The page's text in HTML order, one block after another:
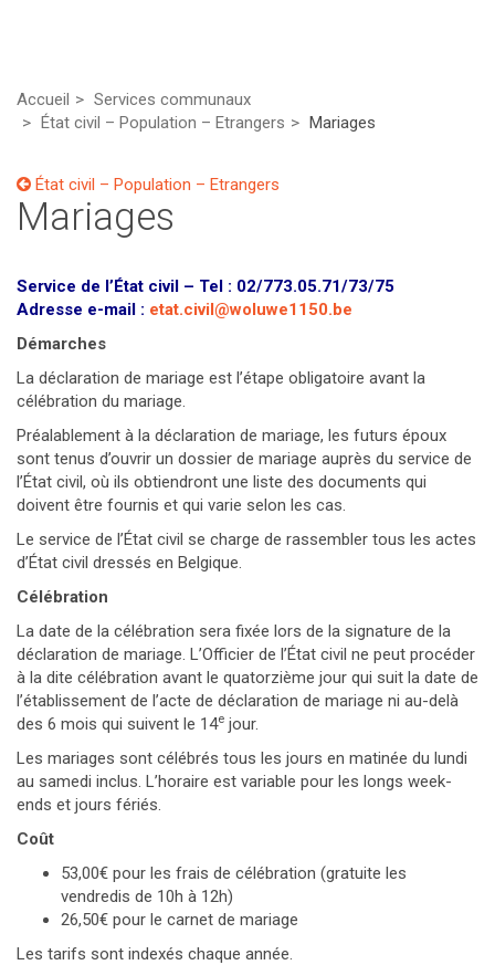
Accueil
Services communaux
État civil – Population – Etrangers
Mariages
État civil – Population – Etrangers
Mariages
Service de l’État civil – Tel : 02/773.05.71/73/75
Adresse e-mail : etat.civil@woluwe1150.be
Démarches
La déclaration de mariage est l’étape obligatoire avant la
célébration du mariage.
Préalablement à la déclaration de mariage, les futurs époux
sont tenus d’ouvrir un dossier de mariage auprès du service de
l’État civil, où ils obtiendront une liste des documents qui
doivent être fournis et qui varie selon les cas.
Le service de l’État civil se charge de rassembler tous les actes
d’État civil dressés en Belgique.
Célébration
La date de la célébration sera fixée lors de la signature de la
déclaration de mariage. L’Officier de l’État civil ne peut procéder
à la dite célébration avant le quatorzième jour qui suit la date de
l’établissement de l’acte de déclaration de mariage ni au-delà
des 6 mois qui suivent le 14e jour.
Les mariages sont célébrés tous les jours en matinée du lundi
au samedi inclus. L’horaire est variable pour les longs week-
ends et jours fériés.
Coût
53,00€ pour les frais de célébration (gratuite les
vendredis de 10h à 12h)
26,50€ pour le carnet de mariage
Les tarifs sont indexés chaque année.